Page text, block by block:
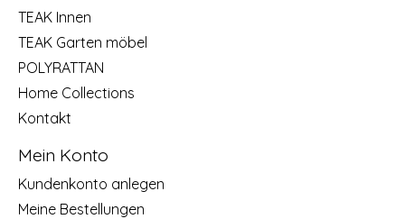
TEAK Innen
TEAK Garten möbel
POLYRATTAN
Home Collections
Kontakt
Mein Konto
Kundenkonto anlegen
Meine Bestellungen